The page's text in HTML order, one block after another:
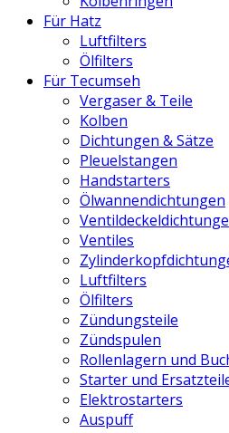
Für Hatz
Luftfilters
Ölfilters
Für Tecumseh
Vergaser & Teile
Kolben
Dichtungen & Sätze
Pleuelstangen
Handstarters
Ölwannendichtungen
Ventiles
Luftfilters
Ölfilters
Zündungsteile
Zündspulen
Rollenlagern und
Starter und
Elektrostarters
Auspuff